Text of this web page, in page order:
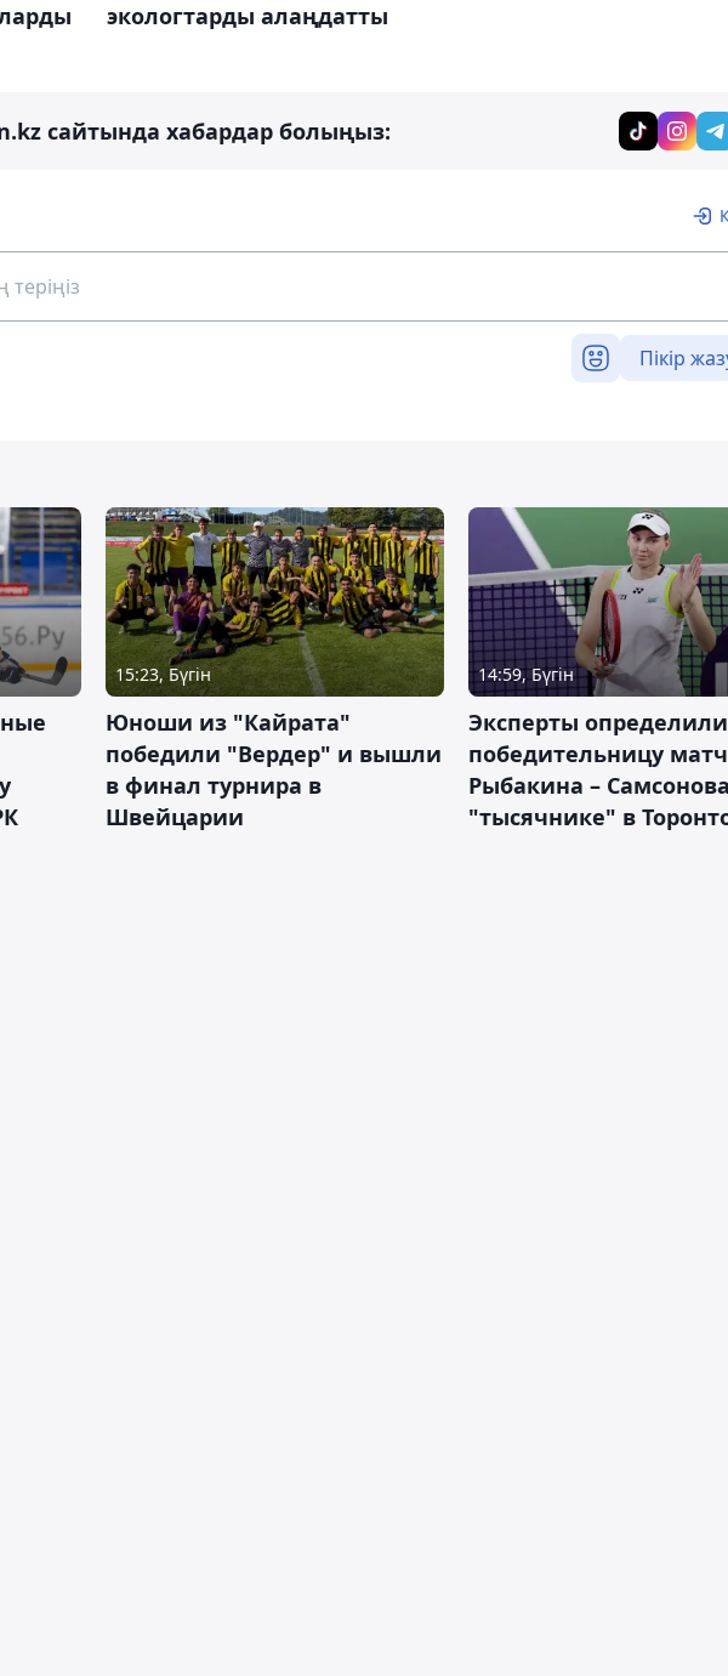
экологтарды алаңдатты
сайтында хабардар болыңыз:
Пікір
15:23, Бүгін
Юноши из "Кайрата"
победили "Вердер" и вышли
в финал турнира в
Швейцарии
14:59, Бүгін
Эксперты определили
победительницу
Рыбакина –
"тысячнике" в